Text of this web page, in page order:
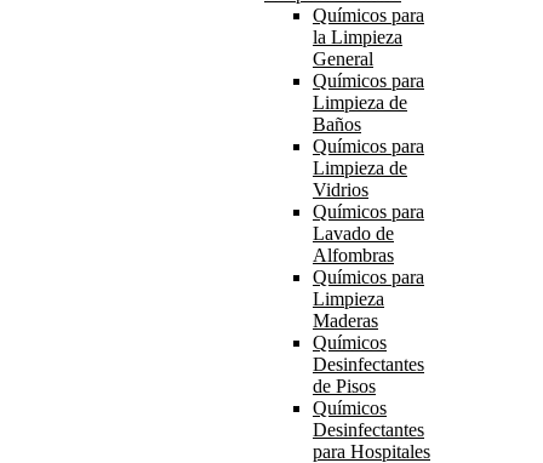
Químicos para
la Limpieza
General
Químicos para
Limpieza de
Baños
Químicos para
Limpieza de
Vidrios
Químicos para
Lavado de
Alfombras
Químicos para
Limpieza
Maderas
Químicos
Desinfectantes
de Pisos
Químicos
Desinfectantes
para Hospitales